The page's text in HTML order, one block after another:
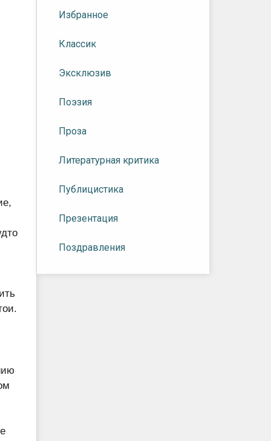
Избранное
Классик
Эксклюзив
Поэзия
Проза
Литературная критика
Публицистика
Презентация
Поздравления